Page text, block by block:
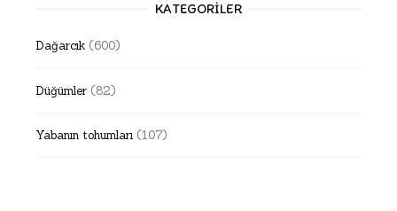
KATEGORILER
Dağarcık (600)
Düğümler (82)
Yabanın tohumları (107)